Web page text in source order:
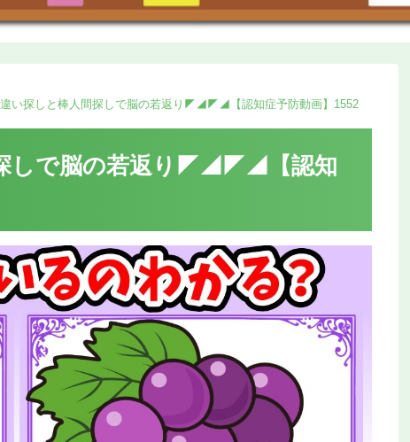
探しと棒人間探しで脳の若返り◤◢◤◢【認知症予防動画】1552
しで脳の若返り◤◢◤◢【認知